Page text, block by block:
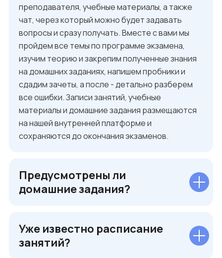
преподавателя, учебные материалы, а также
чат, через который можно будет задавать
вопросы и сразу получать. Вместе с вами мы
пройдем все темы по программе экзамена,
изучим теорию и закрепим полученные знания
на домашних заданиях, напишем пробники и
сдадим зачеты, а после - детально разберем
все ошибки. Записи занятий, учебные
материалы и домашние задания размещаются
на нашей внутренней платформе и
сохраняются до окончания экзаменов.
Предусмотрены ли
домашние задания?
Уже известно расписание
занятий?